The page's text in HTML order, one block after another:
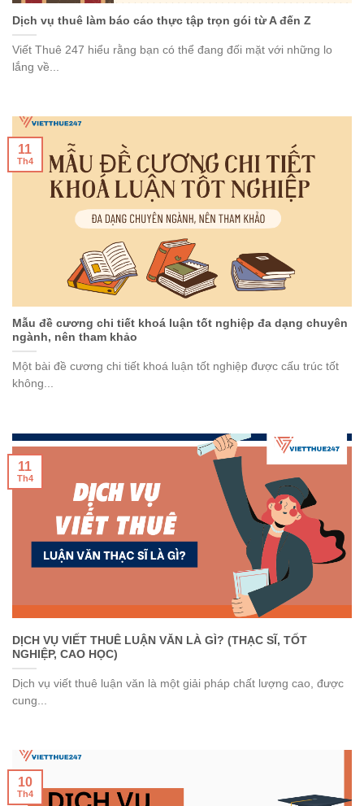
Dịch vụ thuê làm báo cáo thực tập trọn gói từ A đến Z
Viết Thuê 247 hiểu rằng bạn có thể đang đối mặt với những lo
lắng về...
Mẫu đề cương chi tiết khoá luận tốt nghiệp đa dạng chuyên
ngành, nên tham khảo
Một bài đề cương chi tiết khoá luận tốt nghiệp được cấu trúc tốt
không...
11
Th4
DỊCH VỤ VIẾT THUÊ LUẬN VĂN LÀ GÌ? (THẠC SĨ, TỐT
NGHIỆP, CAO HỌC)
Dịch vụ viết thuê luận văn là một giải pháp chất lượng cao, được
cung...
11
Th4
10
Th4